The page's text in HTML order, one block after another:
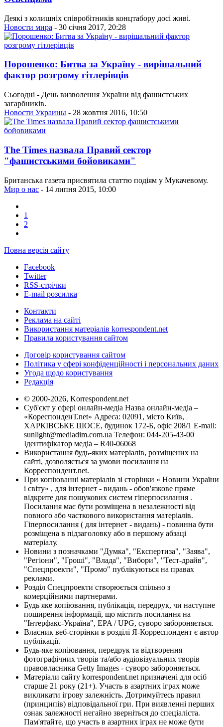
Деякі з колишніх співробітників концтабору досі живі.
Новости мира - 30 січня 2017, 20:28
Порошенко: Битва за Україну - вирішальний
фактор розгрому гітлерівців
Сьогодні - День визволення України від фашистських
загарбників.
Новости Украины - 28 жовтня 2016, 10:50
The Times назвала Правий сектор
"фашистськими бойовиками"
Британська газета присвятила статтю подіям у Мукачевому.
Мир о нас - 14 липня 2015, 10:00
1
2
Повна версія сайту
Facebook
Twitter
RSS-стрічки
E-mail розсилка
Контакти
Реклама на сайті
Використання матеріалів korrespondent.net
Правила користування сайтом
Договір користування сайтом
Політика у сфері конфіденційності і персональних даних
Угода щодо користування
Редакція
© 2000-2026, Korrespondent.net
Суб'єкт у сфері онлайн-медіа Назва онлайн-медіа –
«КореспонденТ.net» Адреса: 02091, місто Київ,
ХАРКІВСЬКЕ ШОСЕ, будинок 172-Б, офіс 208/1 E-mail:
sunlight@mediadim.com.ua Телефон: 044-205-43-00
Ідентифікатор медіа – R40-06068
Використання будь-яких матеріалів, розміщених на
сайті, дозволяється за умови посилання на
Корреспондент.net.
При копіюванні матеріалів зі сторінки « Новини України
і світу» , для інтернет - видань - обов'язкове пряме
відкрите для пошукових систем гіперпосилання .
Посилання має бути розміщена в незалежності від
повного або часткового використання матеріалів.
Гіперпосилання ( для інтернет - видань) - повинна бути
розміщена в підзаголовку або в першому абзаці
матеріалу.
Новини з позначками "Думка", "Експертиза", "Заява",
"Регіони", "Гроші", "Влада", "Вибори", "Тест-драйв",
"Спецпроекти", "Промо" публікуються на правах
реклами.
Розділ Спецпроекти створюється спільно з
комерційними партнерами.
Будь яке копіювання, публікація, передрук, чи наступне
поширення інформації, що містить посилання на
"Інтерфакс-Україна", EPA / UPG, суворо забороняється.
Власник веб-сторінки в розділі Я-Корреспондент є автор
публікації.
Будь-яке копіювання, передрук та відтворення
фотографічних творів та/або аудіовізуальних творів
правовласника Getty Images - суворо забороняється.
Матеріали сайту korrespondent.net призначені для осіб
старше 21 року (21+). Участь в азартних іграх може
викликати ігрову залежність. Дотримуйтесь правил
(принципів) відповідальної гри. При виявленні перших
ознак залежності негайно зверніться до спеціаліста.
Пам'ятайте, що участь в азартних іграх не може бути